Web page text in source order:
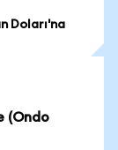
Doları'na
(Ondo